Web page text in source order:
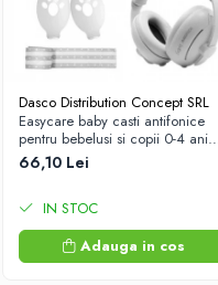
Dasco Distribution Concept SRL
Easycare baby casti antifonice
pentru bebelusi si copii 0-4 ani
(EASY00257) Zephyr Labs
66,10 Lei
IN STOC
Adauga in cos